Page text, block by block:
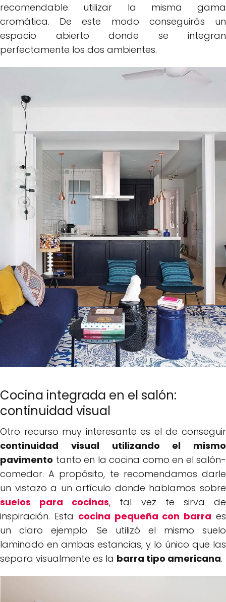
recomendable utilizar la misma gama
cromática. De este modo conseguirás un
espacio abierto donde se integran
perfectamente los dos ambientes.
Cocina integrada en el salón:
continuidad visual
Otro recurso muy interesante es el de conseguir
continuidad visual utilizando el mismo
pavimento tanto en la cocina como en el salón-
comedor. A propósito, te recomendamos darle
un vistazo a un artículo donde hablamos sobre
suelos para cocinas, tal vez te sirva de
inspiración. Esta cocina pequeña con barra es
un claro ejemplo. Se utilizó el mismo suelo
laminado en ambas estancias, y lo único que las
separa visualmente es la barra tipo americana.